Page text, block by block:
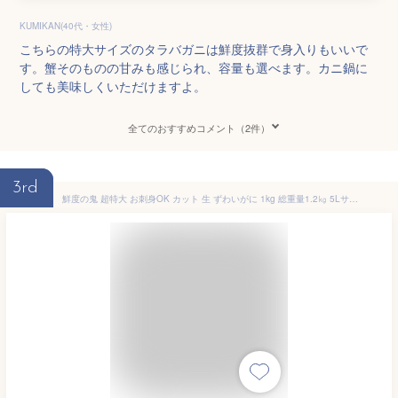
KUMIKAN(40代・女性)
こちらの特大サイズのタラバガニは鮮度抜群で身入りもいいで
す。蟹そのものの甘みも感じられ、容量も選べます。カニ鍋に
しても美味しくいただけますよ。
全てのおすすめコメント（2件）
3rd
鮮度の鬼 超特大 お刺身OK カット 生 ずわいがに 1kg 総重量1.2㎏ 5Lサイズ ギフト プレゼント かに カニ 蟹 贈答 ズワイガニ 蟹しゃぶ 蟹刺し